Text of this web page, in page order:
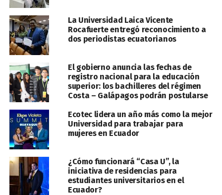
La Universidad Laica Vicente
Rocafuerte entregó reconocimiento a
dos periodistas ecuatorianos
El gobierno anuncia las fechas de
registro nacional para la educación
superior: los bachilleres del régimen
Costa – Galápagos podrán postularse
Ecotec lidera un año más como la mejor
Universidad para trabajar para
mujeres en Ecuador
¿Cómo funcionará “Casa U”, la
iniciativa de residencias para
estudiantes universitarios en el
Ecuador?